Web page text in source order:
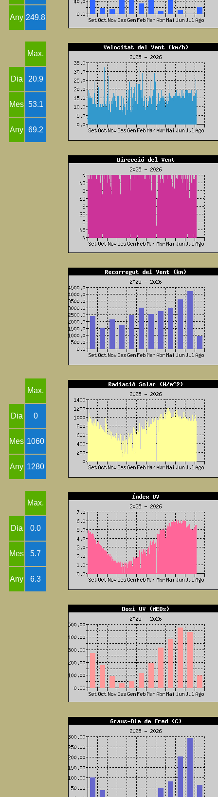
Any 249.8
Max.
Dia 20.9
Mes 53.1
Any 69.2
Max.
Dia 0
Mes 1060
Any 1280
Max.
Dia 0.0
Mes 5.7
Any 6.3